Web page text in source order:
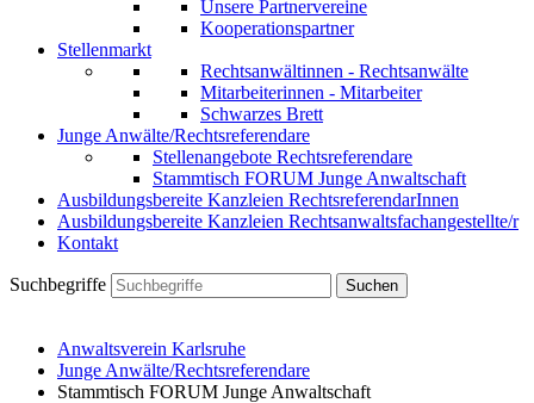
Unsere Partnervereine
Kooperationspartner
Stellenmarkt
Rechtsanwältinnen - Rechtsanwälte
Mitarbeiterinnen - Mitarbeiter
Schwarzes Brett
Junge Anwälte/Rechtsreferendare
Stellenangebote Rechtsreferendare
Stammtisch FORUM Junge Anwaltschaft
Ausbildungsbereite Kanzleien RechtsreferendarInnen
Ausbildungsbereite Kanzleien Rechtsanwaltsfachangestellte/r
Kontakt
Suchbegriffe Suchen
Anwaltsverein Karlsruhe
Junge Anwälte/Rechtsreferendare
Stammtisch FORUM Junge Anwaltschaft